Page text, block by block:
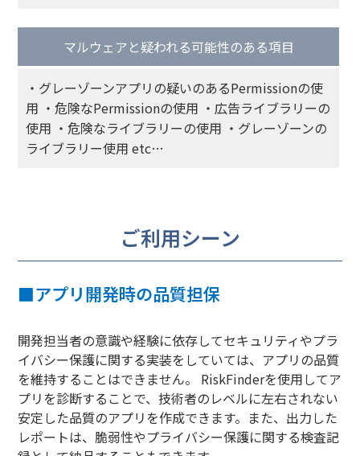
マルウェアと疑われる可能性のある項目
・グレーゾーンアプリの疑いのあるPermissionの使
用 ・危険なPermissionの使用 ・広告ライブラリーの
使用 ・危険なライブラリーの使用 ・グレーゾーンの
ライブラリー使用 etc…
ご利用シーン
■アプリ開発時の品質担保
開発担当者の意識や経験に依存してセキュリティやプラ
イバシー保護に関する実装をしていては、アプリの品質
を維持することはできません。 RiskFinderを使用してア
プリを診断することで、技術者のレベルに左右されない
安定した品質のアプリを作成できます。また、出力した
レポートは、脆弱性やプライバシー保護に関する検査記